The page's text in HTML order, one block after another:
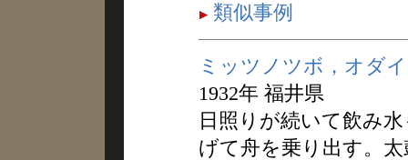
類似事例
ミッツノツボ，オダ
1932年 福井県
日照りが続いて飲み
げて舟を乗り出す。